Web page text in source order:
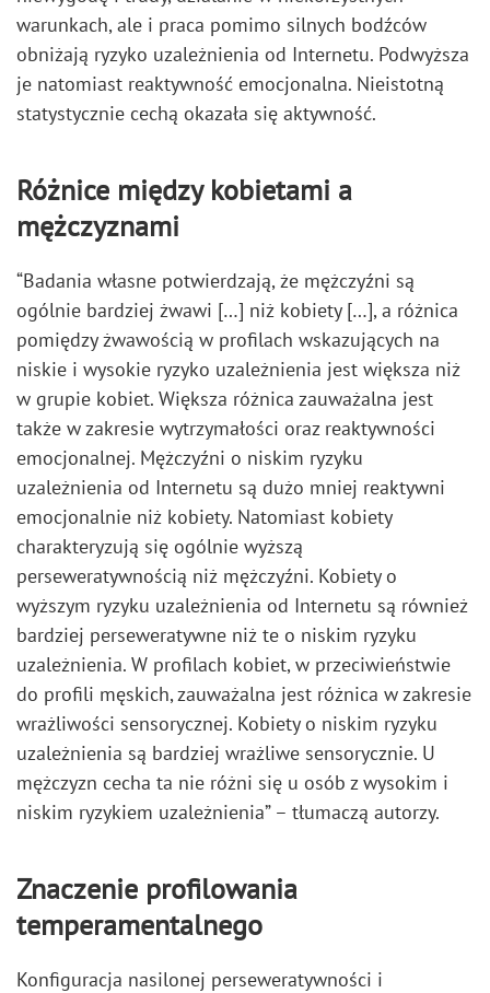
warunkach, ale i praca pomimo silnych bodźców
obniżają ryzyko uzależnienia od Internetu. Podwyższa
je natomiast reaktywność emocjonalna. Nieistotną
statystycznie cechą okazała się aktywność.
Różnice między kobietami a
mężczyznami
“Badania własne potwierdzają, że mężczyźni są
ogólnie bardziej żwawi […] niż kobiety […], a różnica
pomiędzy żwawością w profilach wskazujących na
niskie i wysokie ryzyko uzależnienia jest większa niż
w grupie kobiet. Większa różnica zauważalna jest
także w zakresie wytrzymałości oraz reaktywności
emocjonalnej. Mężczyźni o niskim ryzyku
uzależnienia od Internetu są dużo mniej reaktywni
emocjonalnie niż kobiety. Natomiast kobiety
charakteryzują się ogólnie wyższą
perseweratywnością niż mężczyźni. Kobiety o
wyższym ryzyku uzależnienia od Internetu są również
bardziej perseweratywne niż te o niskim ryzyku
uzależnienia. W profilach kobiet, w przeciwieństwie
do profili męskich, zauważalna jest różnica w zakresie
wrażliwości sensorycznej. Kobiety o niskim ryzyku
uzależnienia są bardziej wrażliwe sensorycznie. U
mężczyzn cecha ta nie różni się u osób z wysokim i
niskim ryzykiem uzależnienia” – tłumaczą autorzy.
Znaczenie profilowania
temperamentalnego
Konfiguracja nasilonej perseweratywności i